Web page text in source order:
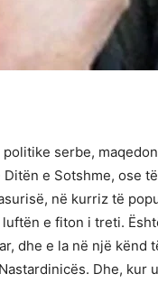
serbe,
e Sotshme, ose
në kurriz të
e fiton i treti.
dhe e la në një kënd
Dhe, kur